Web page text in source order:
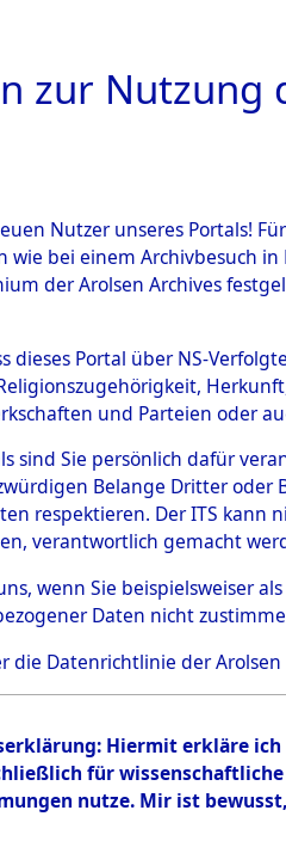
→0180
zur Nutzung
Nutzer unseres Portals!
bei einem Archivbesuch
der Arolsen Archives
dieses Portal über NS-
und Parteien oder
sind Sie persönlich dafür
Belange Dritter
respektieren. Der ITS
verantwortlich gemacht
wenn Sie beispielsweiser
Daten nicht
die Datenrichtlinie der Arolsen
Hiermit erkläre
für
nutze. Mir ist